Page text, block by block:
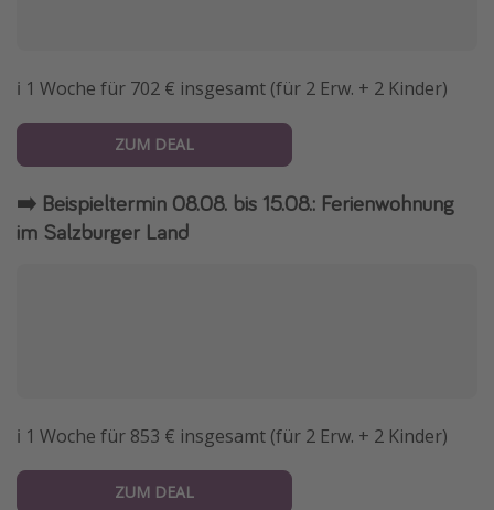
ℹ️ 1 Woche für 702 € insgesamt (für 2 Erw. + 2 Kinder)
ZUM DEAL
➡️ Beispieltermin 08.08. bis 15.08.: Ferienwohnung
im Salzburger Land
ℹ️ 1 Woche für 853 € insgesamt (für 2 Erw. + 2 Kinder)
ZUM DEAL